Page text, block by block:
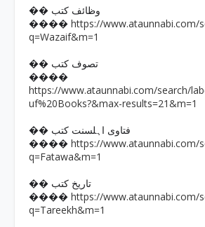
�� وظائف کتب
���� https://www.ataunnabi.com/
q=Wazaif&m=1
�� تصوف کتب
����
https://www.ataunnabi.com/search/
uf%20Books?&max-results=21&m=1
�� فتاوی اہلسنت کتب
���� https://www.ataunnabi.com/
q=Fatawa&m=1
�� تاریخ کتب
���� https://www.ataunnabi.com/
q=Tareekh&m=1